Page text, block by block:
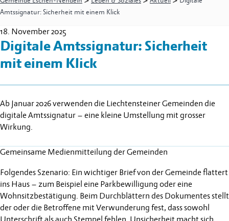
Amtssignatur: Sicherheit mit einem Klick
18. November 2025
Digitale Amtssignatur: Sicherheit
mit einem Klick
Ab Januar 2026 verwenden die Liechtensteiner Gemeinden die
digitale Amtssignatur – eine kleine Umstellung mit grosser
Wirkung.
Gemeinsame Medienmitteilung der Gemeinden
Folgendes Szenario: Ein wichtiger Brief von der Gemeinde flattert
ins Haus – zum Beispiel eine Parkbewilligung oder eine
Wohnsitzbestätigung. Beim Durchblättern des Dokumentes stellt
der oder die Betroffene mit Verwunderung fest, dass sowohl